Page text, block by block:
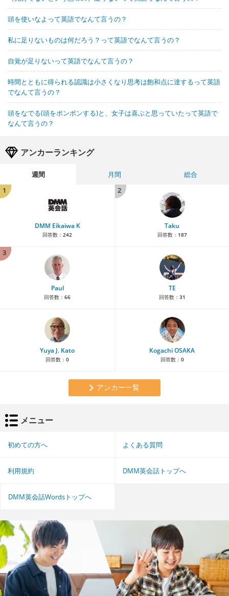
頭を使いなよって英語でなんて言うの？
私に足りないものは何だろう？って英語でなんて言うの？
自覚が足りないって英語でなんて言うの？
時間とともに得られる認識は小さくなり思考は飽和点に達するって英語
でなんて言うの？
頭をなでる(頭をポンポンする)と、女子は喜ぶと思っていたって英語で
なんて言うの？
アンカーランキング
週間 月間
総合
1
DMM Eikaiwa K
回答数： 242
2
Taku
回答数： 187
3
Paul
回答数： 66
TE
回答数： 31
Yuya J. Kato
回答数： 0
Kogachi OSAKA
回答数： 0
アンカー一覧
メニュー
初めての方へ よくある質問
利用規約 DMM英会話トップへ
DMM英会話Wordsトップへ